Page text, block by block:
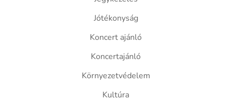
Jótékonyság
Koncert ajánló
Koncertajánló
Környezetvédelem
Kultúra